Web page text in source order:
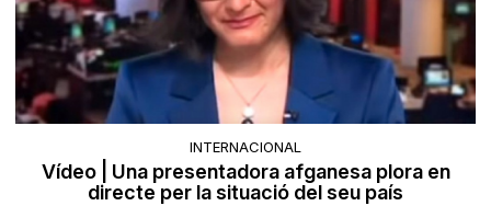
INTERNACIONAL
Vídeo | Una presentadora afganesa plora en
directe per la situació del seu país